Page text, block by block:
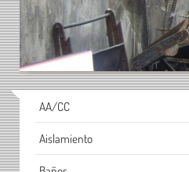
AA/CC
Aislamiento